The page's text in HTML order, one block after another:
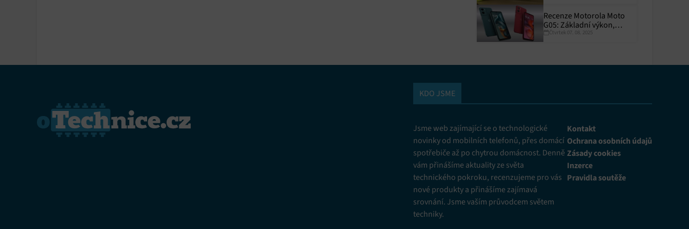
Recenze Motorola Moto
G05: Základní výkon,
skvělá výdrž
Čtvrtek 07. 08. 2025
KDO JSME
Jsme web zajímající se o technologické
novinky od mobilních telefonů, přes domácí
spotřebiče až po chytrou domácnost. Denně
vám přinášíme aktuality ze světa
technického pokroku, recenzujeme pro vás
nové produkty a přinášíme zajímavá
srovnání. Jsme vaším průvodcem světem
techniky.
Kontakt
Ochrana osobních údajů
Zásady cookies
Inzerce
Pravidla soutěže